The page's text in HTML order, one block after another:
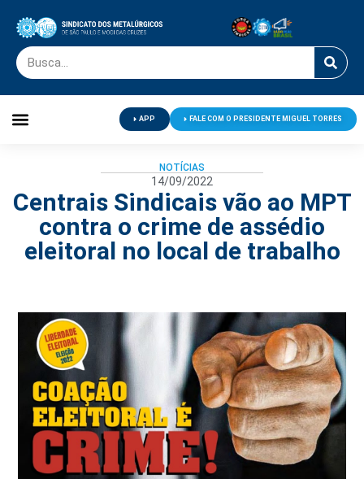
APP FALE COM O PRESIDENTE MIGUEL TORRES
NOTÍCIAS
14/09/2022
Centrais Sindicais vão ao MPT
contra o crime de assédio
eleitoral no local de trabalho